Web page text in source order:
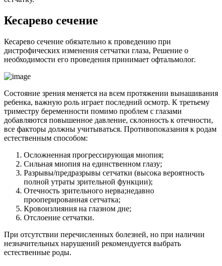
Кесарево сечение
Кесарево сечение обязательно к проведению при
дистрофических изменения сетчатки глаза, Решение о
необходимости его проведения принимает офтальмолог.
Состояние зрения меняется на всем протяжении вынашивания
ребенка, важную роль играет последний осмотр. К третьему
триместру беременности помимо проблем с глазами
добавляются повышенное давление, склонность к отечности,
все факторы должны учитываться. Противопоказания к родам
естественным способом:
Осложненная прогрессирующая миопия;
Сильная миопия на единственном глазу;
Разрывы/предразрывы сетчатки (высока вероятность
полной утраты зрительной функции);
Отечность зрительного нерва;недавно
прооперированная сетчатка;
Кровоизлияния на глазном дне;
Отслоение сетчатки.
При отсутствии перечисленных болезней, но при наличии
незначительных нарушений рекомендуется выбрать
естественные роды.